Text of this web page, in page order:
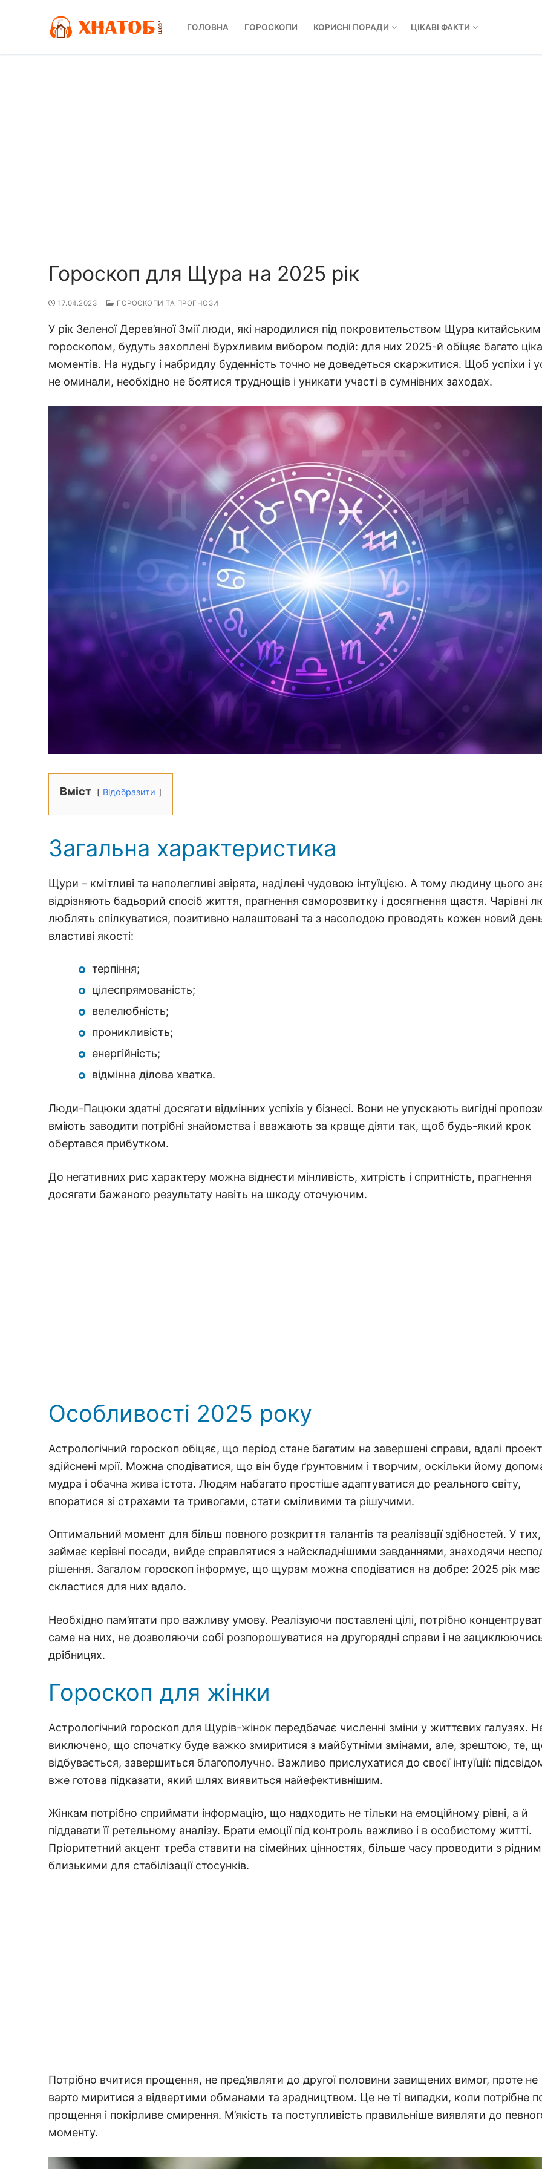
ГОЛОВНА ГОРОСКОПИ КОРИСНІ ПОРАДИ ЦІКАВІ ФАКТИ
Гороскоп для Щура на 2025 рік
17.04.2023 ГОРОСКОПИ ТА ПРОГНОЗИ
У рік Зеленої Дерев’яної Змії люди, які народилися під покровительством Щура китайським
гороскопом, будуть захоплені бурхливим вибором подій: для них 2025-й обіцяє багато
моментів. На нудьгу і набридлу буденність точно не доведеться скаржитися. Щоб успіхи і
не оминали, необхідно не боятися труднощів і уникати участі в сумнівних заходах.
Вміст Відобразити
Загальна характеристика
Щури – кмітливі та наполегливі звірята, наділені чудовою інтуїцією. А тому людину цього
відрізняють бадьорий спосіб життя, прагнення саморозвитку і досягнення щастя. Чарівні
люблять спілкуватися, позитивно налаштовані та з насолодою проводять кожен новий
властиві якості:
терпіння;
цілеспрямованість;
велелюбність;
проникливість;
енергійність;
відмінна ділова хватка.
Люди-Пацюки здатні досягати відмінних успіхів у бізнесі. Вони не упускають вигідні
вміють заводити потрібні знайомства і вважають за краще діяти так, щоб будь-який крок
обертався прибутком.
До негативних рис характеру можна віднести мінливість, хитрість і спритність, прагнення
досягати бажаного результату навіть на шкоду оточуючим.
Особливості 2025 року
Астрологічний гороскоп обіцяє, що період стане багатим на завершені справи, вдалі
здійснені мрії. Можна сподіватися, що він буде ґрунтовним і творчим, оскільки йому
мудра і обачна жива істота. Людям набагато простіше адаптуватися до реального світу,
впоратися зі страхами та тривогами, стати сміливими та рішучими.
Оптимальний момент для більш повного розкриття талантів та реалізації здібностей. У
займає керівні посади, вийде справлятися з найскладнішими завданнями, знаходячи
рішення. Загалом гороскоп інформує, що щурам можна сподіватися на добре: 2025 рік має
скластися для них вдало.
Необхідно пам’ятати про важливу умову. Реалізуючи поставлені цілі, потрібно
саме на них, не дозволяючи собі розпорошуватися на другорядні справи і не
дрібницях.
Гороскоп для жінки
Астрологічний гороскоп для Щурів-жінок передбачає численні зміни у життєвих галузях.
виключено, що спочатку буде важко змиритися з майбутніми змінами, але, зрештою, те,
відбувається, завершиться благополучно. Важливо прислухатися до своєї інтуїції:
вже готова підказати, який шлях виявиться найефективнішим.
Жінкам потрібно сприймати інформацію, що надходить не тільки на емоційному рівні, а й
піддавати її ретельному аналізу. Брати емоції під контроль важливо і в особистому житті.
Пріоритетний акцент треба ставити на сімейних цінностях, більше часу проводити з
близькими для стабілізації стосунків.
Потрібно вчитися прощення, не пред’являти до другої половини завищених вимог, проте не
варто миритися з відвертими обманами та зрадництвом. Це не ті випадки, коли потрібне
прощення і покірливе смирення. М’якість та поступливість правильніше виявляти до
моменту.